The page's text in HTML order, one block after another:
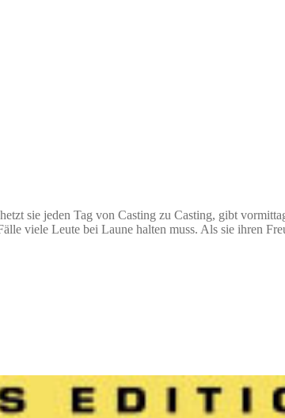
sie jeden Tag von Casting zu Casting, gibt
viele Leute bei Laune halten muss. Als sie ihren